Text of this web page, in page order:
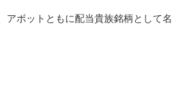
アボットともに配当貴族銘柄として名